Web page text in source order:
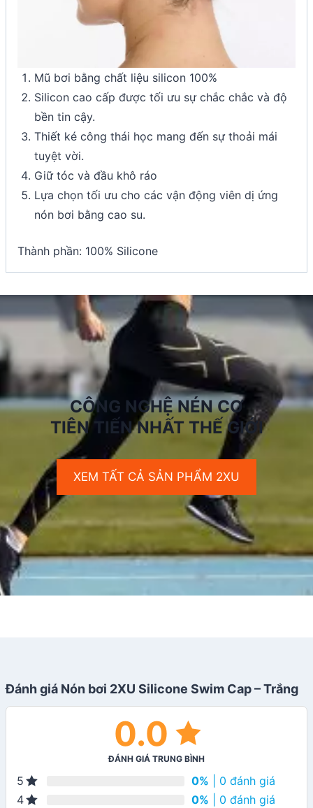
Mũ bơi bằng chất liệu silicon 100%
Silicon cao cấp được tối ưu sự chắc chắc và độ
bền tin cậy.
Thiết ké công thái học mang đến sự thoải mái
tuyệt vời.
Giữ tóc và đầu khô ráo
Lựa chọn tối ưu cho các vận động viên dị ứng
nón bơi bằng cao su.
Thành phần: 100% Silicone
CÔNG NGHỆ NÉN CƠ
TIÊN TIẾN NHẤT THẾ GIỚI
XEM TẤT CẢ SẢN PHẨM 2XU
Đánh giá Nón bơi 2XU Silicone Swim Cap – Trắng
0.0
ĐÁNH GIÁ TRUNG BÌNH
5 0% | 0 đánh giá
4
0% | 0 đánh giá